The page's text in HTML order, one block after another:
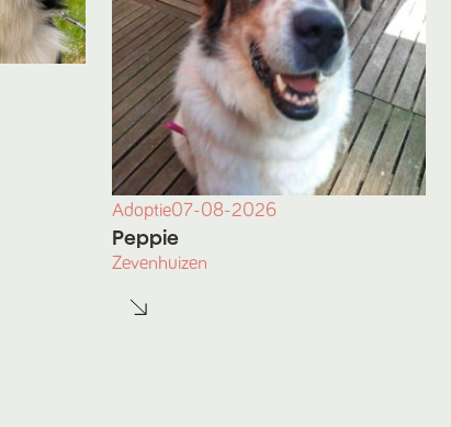
Adoptie07-08-2026
Peppie
Zevenhuizen